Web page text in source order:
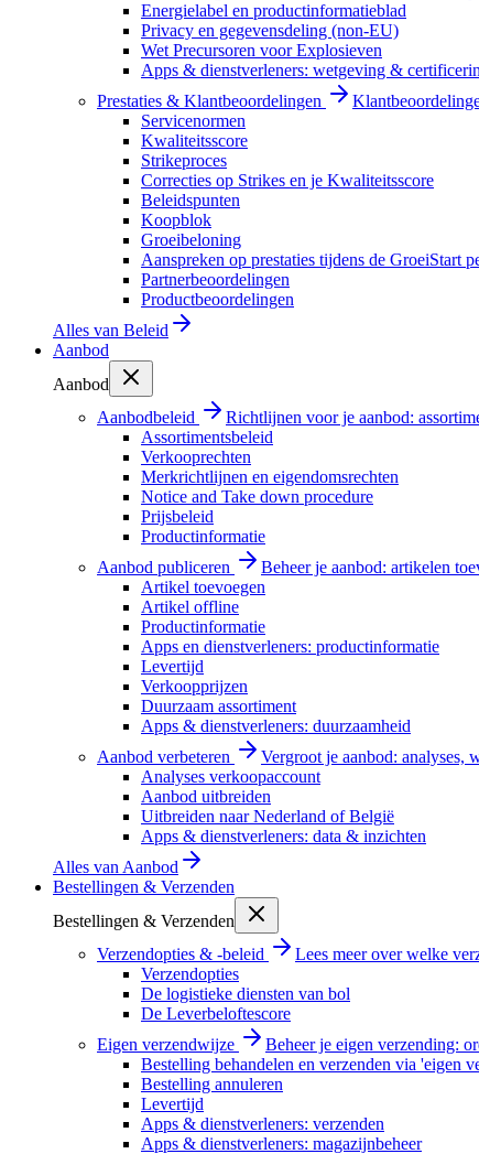
Energielabel en productinformatieblad
Privacy en gegevensdeling (non-EU)
Wet Precursoren voor Explosieven
Apps & dienstverleners: wetgeving &
Prestaties & Klantbeoordelingen
Servicenormen
Kwaliteitsscore
Strikeproces
Correcties op Strikes en je Kwaliteitsscore
Beleidspunten
Koopblok
Groeibeloning
Aanspreken op prestaties tijdens de GroeiStart
Partnerbeoordelingen
Productbeoordelingen
Alles van Beleid
Aanbod
Aanbod
Aanbodbeleid
Richtlijnen voor je aanbod:
Assortimentsbeleid
Verkooprechten
Merkrichtlijnen en eigendomsrechten
Notice and Take down procedure
Prijsbeleid
Productinformatie
Aanbod publiceren
Beheer je aanbod: artikelen
Artikel toevoegen
Artikel offline
Productinformatie
Apps en dienstverleners: productinformatie
Levertijd
Verkoopprijzen
Duurzaam assortiment
Apps & dienstverleners: duurzaamheid
Aanbod verbeteren
Vergroot je aanbod: analyses,
Analyses verkoopaccount
Aanbod uitbreiden
Uitbreiden naar Nederland of België
Apps & dienstverleners: data & inzichten
Alles van Aanbod
Bestellingen & Verzenden
Bestellingen & Verzenden
Verzendopties & -beleid
Lees meer over welke
Verzendopties
De logistieke diensten van bol
De Leverbeloftescore
Eigen verzendwijze
Beheer je eigen verzending:
Bestelling behandelen en verzenden via 'eigen
Bestelling annuleren
Levertijd
Apps & dienstverleners: verzenden
Apps & dienstverleners: magazijnbeheer